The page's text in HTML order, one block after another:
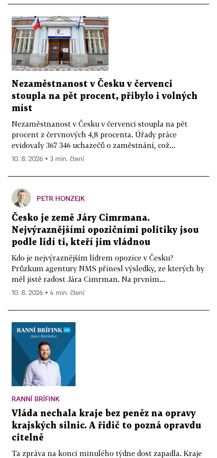
Nezaměstnanost v Česku v červenci
stoupla na pět procent, přibylo i volných
míst
Nezaměstnanost v Česku v červenci stoupla na pět
procent z červnových 4,8 procenta. Úřady práce
evidovaly 367 346 uchazečů o zaměstnání, což...
10. 8. 2026 ▪ 3 min. čtení
PETR HONZEJK
Česko je země Járy Cimrmana.
Nejvýraznějšími opozičními politiky jsou
podle lidí ti, kteří jim vládnou
Kdo je nejvýraznějším lídrem opozice v Česku?
Průzkum agentury NMS přinesl výsledky, ze kterých by
měl jistě radost Jára Cimrman. Na prvním...
10. 8. 2026 ▪ 4 min. čtení
RANNÍ BRÍFINK
Vláda nechala kraje bez peněz na opravy
krajských silnic. A řidič to pozná opravdu
citelně
Ta zpráva na konci minulého týdne dost zapadla. Kraje